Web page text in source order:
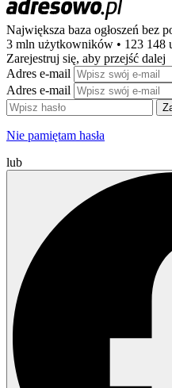
Największa baza ogłoszeń bez
3 mln użytkowników • 123 148
Zarejestruj się, aby przejść dalej
Adres e-mail
Adres e-mail
Nie pamiętam hasła
lub